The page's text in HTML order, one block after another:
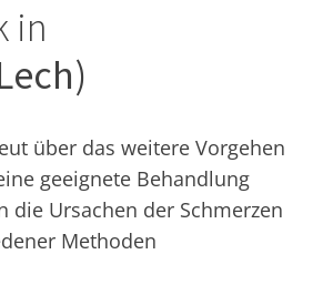
in
über das weitere Vorgehen
geeignete Behandlung
die Ursachen der Schmerzen
Methoden